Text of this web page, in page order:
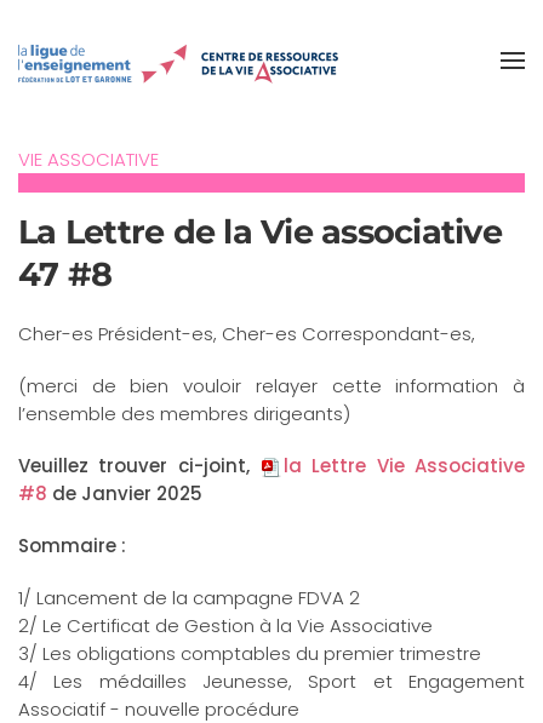
Accéder au contenu principal
VIE ASSOCIATIVE
La Lettre de la Vie associative
47 #8
Cher-es Président-es, Cher-es Correspondant-es,
(merci de bien vouloir relayer cette information à
l’ensemble des membres dirigeants)
Veuillez trouver ci-joint,
la Lettre Vie Associative
#8 de Janvier 2025
Sommaire :
1/ Lancement de la campagne FDVA 2
2/ Le Certificat de Gestion à la Vie Associative
3/ Les obligations comptables du premier trimestre
4/ Les médailles Jeunesse, Sport et Engagement
Associatif - nouvelle procédure